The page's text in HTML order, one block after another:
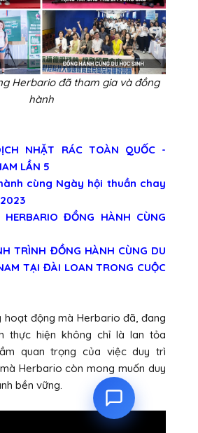
Herbario đã tham gia và đồng
hành
NHẶT RÁC TOÀN QUỐC -
LẦN 5
cùng Ngày hội thuần chay
HERBARIO ĐỒNG HÀNH CÙNG
TRÌNH ĐỒNG HÀNH CÙNG DU
TẠI ĐÀI LOAN TRONG CUỘC
hoạt động mà Herbario đã, đang
thực hiện không chỉ là lan tỏa
quan trọng của việc duy trì
Herbario còn mong muốn duy
bền vững.